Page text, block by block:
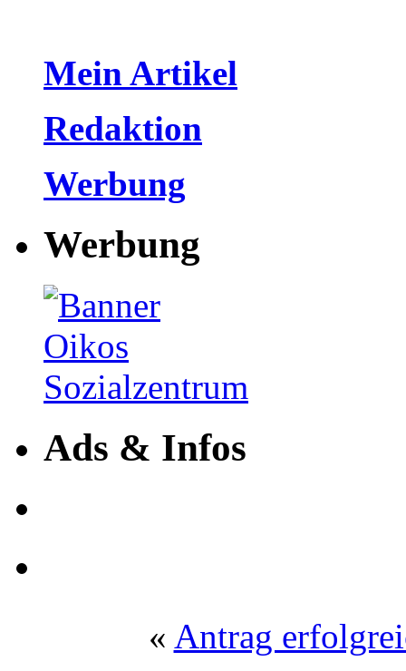
Mein Artikel
Redaktion
Werbung
Werbung
Ads & Infos
« Antrag